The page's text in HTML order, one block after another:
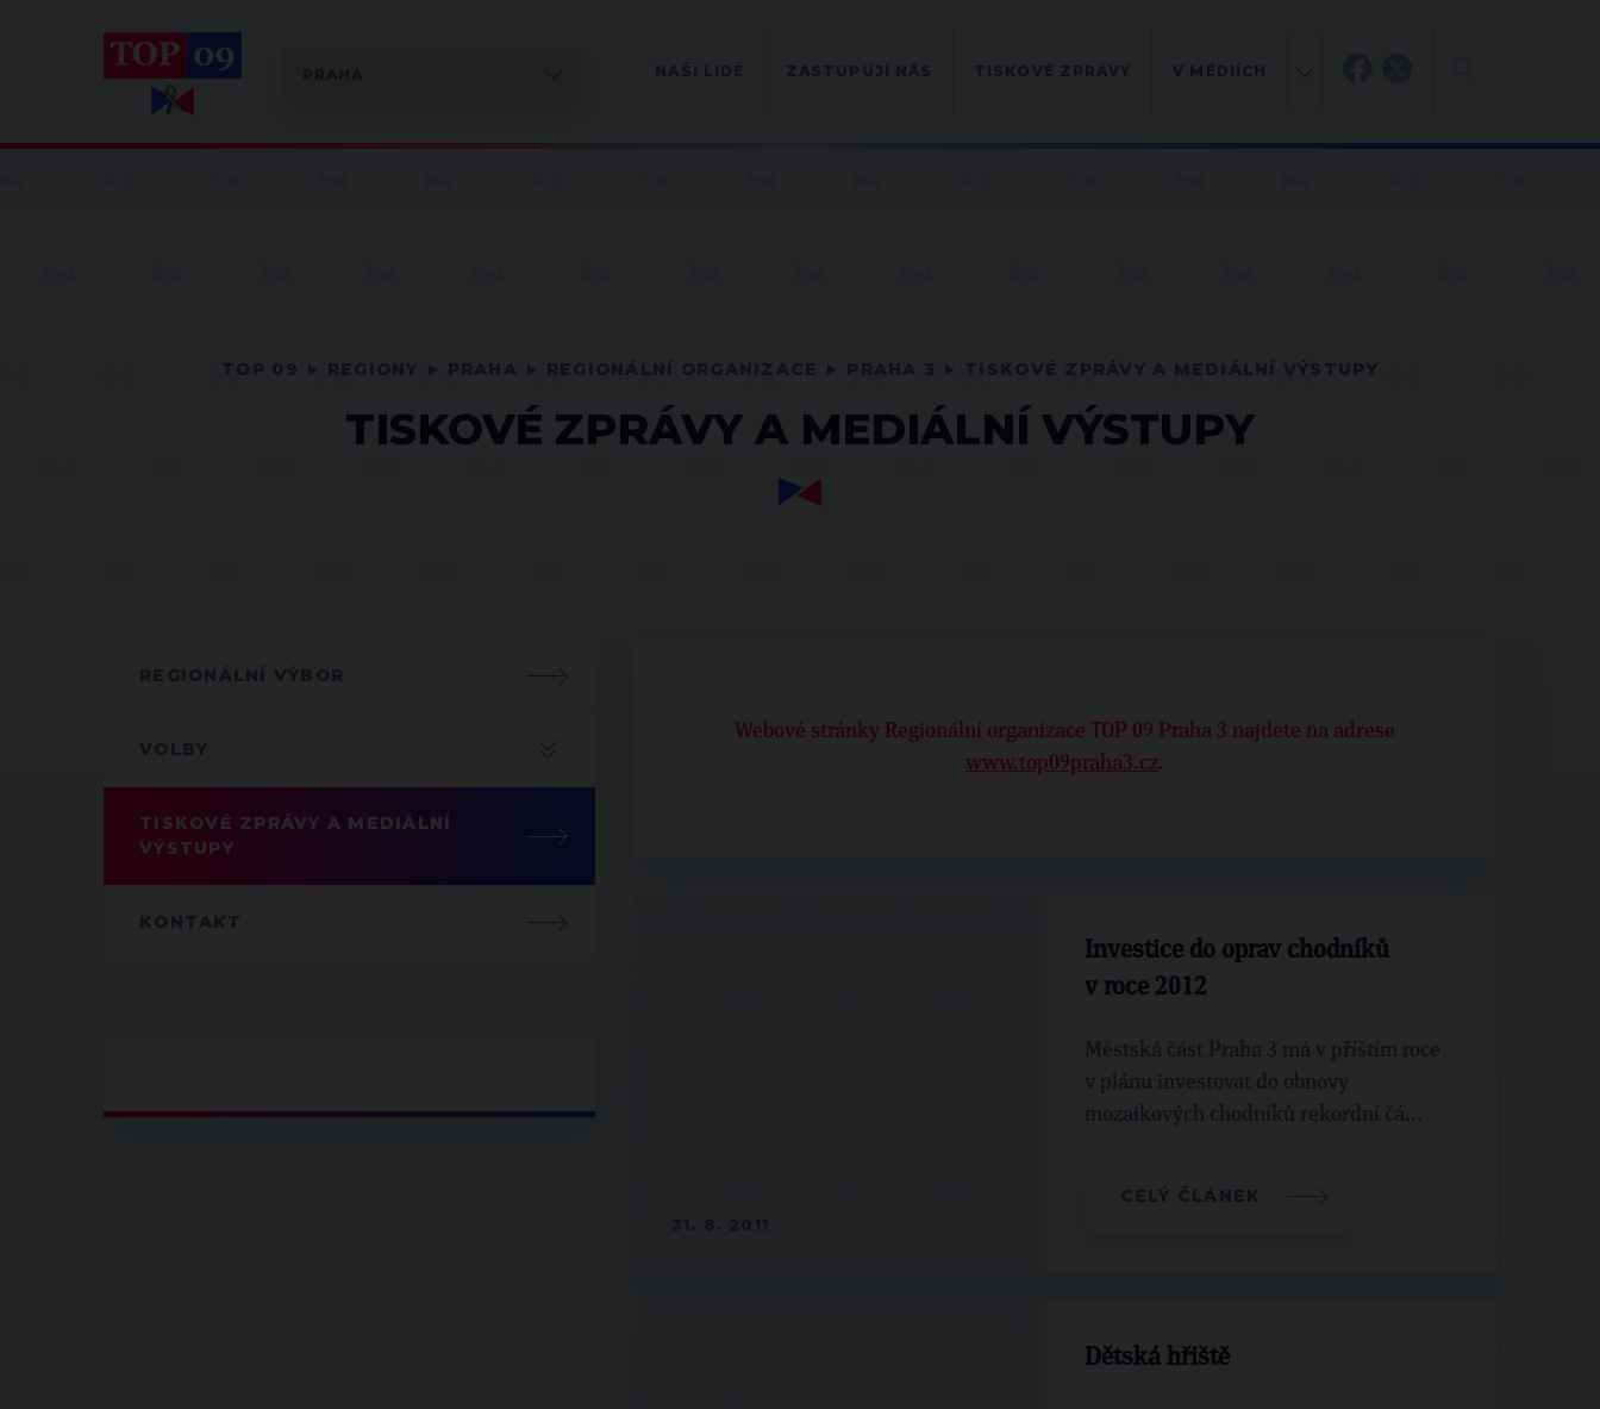
TISKOVÉ ZPRÁVY A MEDIÁLNÍ VÝSTUPY
REGIONÁLNÍ VÝBOR
VOLBY
TISKOVÉ ZPRÁVY A MEDIÁLNÍ
VÝSTUPY
KONTAKT
Webové stránky Regionální organizace TOP 09 Praha 3 najdete na adrese
www.top09praha3.cz.
Investice do oprav chodníků
v roce 2012
Městská část Praha 3 má v příštím roce
v plánu investovat do obnovy
mozaikových chodníků rekordní čá...
CELÝ ČLÁNEK
Dětská hřiště